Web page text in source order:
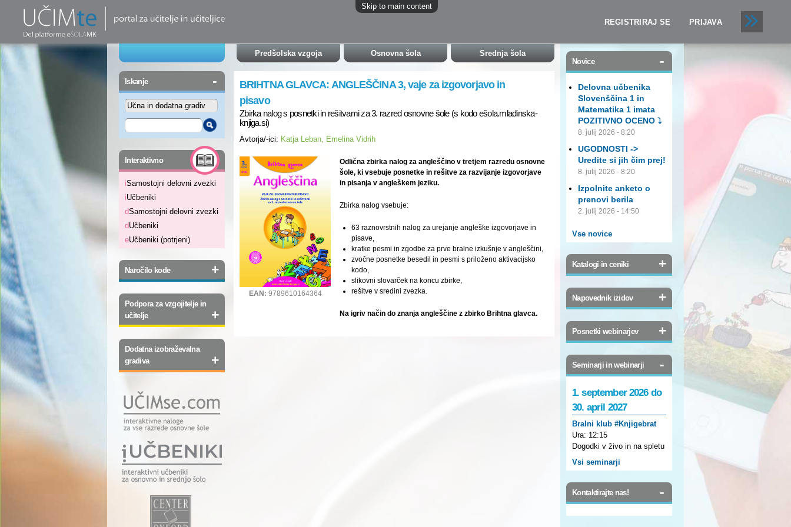
Skip to main content
REGISTRIRAJ SE
PRIJAVA
Predšolska vzgoja Osnovna šola Srednja šola
Iskanje -
Interaktivno -
iSamostojni delovni zvezki
iUčbeniki
dSamostojni delovni zvezki
dUčbeniki
eUčbeniki (potrjeni)
Naročilo kode +
Podpora za vzgojitelje in
učitelje
+
Dodatna izobraževalna
gradiva
+
BRIHTNA GLAVCA: ANGLEŠČINA 3, vaje za izgovorjavo in
pisavo
Zbirka nalog s posnetki in rešitvami za 3. razred osnovne šole (s kodo ešola.mladinska-
knjiga.si)
Avtorja/-ici: Katja Leban, Emelina Vidrih
EAN: 9789610164364
Odlična zbirka nalog za angleščino v tretjem razredu osnovne
šole, ki vsebuje posnetke in rešitve za razvijanje izgovorjave
in pisanja v angleškem jeziku.
Zbirka nalog vsebuje:
63 raznovrstnih nalog za urejanje angleške izgovorjave in
pisave,
kratke pesmi in zgodbe za prve bralne izkušnje v angleščini,
zvočne posnetke besedil in pesmi s priloženo aktivacijsko
kodo,
slikovni slovarček na koncu zbirke,
rešitve v sredini zvezka.
Na igriv način do znanja angleščine z zbirko Brihtna glavca.
Novice -
Delovna učbenika
Slovenščina 1 in
Matematika 1 imata
POZITIVNO OCENO ⤵️
8. julij 2026 - 8:20
UGODNOSTI ->
Uredite si jih čim prej!
8. julij 2026 - 8:20
Izpolnite anketo o
prenovi berila
2. julij 2026 - 14:50
Vse novice
Katalogi in ceniki +
Napovednik izidov +
Posnetki webinarjev +
Seminarji in webinarji -
1. september 2026 do
30. april 2027
Bralni klub #Knjigebrat
Ura: 12:15
Dogodki v živo in na spletu
Vsi seminarji
Kontaktirajte nas! -